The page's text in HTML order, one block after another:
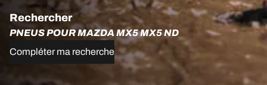
Rechercher
PNEUS POUR MAZDA MX5 MX5 ND
Compléter ma recherche